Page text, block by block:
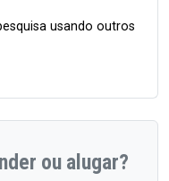
usando outros
ou alugar?